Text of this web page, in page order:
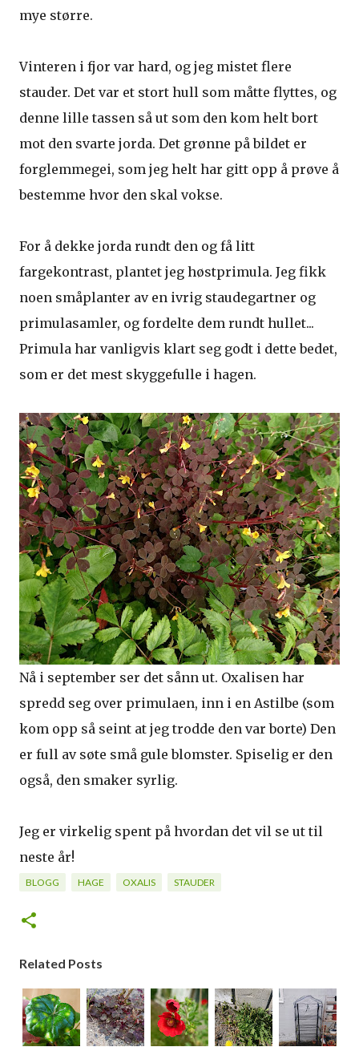
mye større.
Vinteren i fjor var hard, og jeg mistet flere
stauder. Det var et stort hull som måtte flyttes, og
denne lille tassen så ut som den kom helt bort
mot den svarte jorda. Det grønne på bildet er
forglemmegei, som jeg helt har gitt opp å prøve å
bestemme hvor den skal vokse.
For å dekke jorda rundt den og få litt
fargekontrast, plantet jeg høstprimula. Jeg fikk
noen småplanter av en ivrig staudegartner og
primulasamler, og fordelte dem rundt hullet...
Primula har vanligvis klart seg godt i dette bedet,
som er det mest skyggefulle i hagen.
Nå i september ser det sånn ut. Oxalisen har
spredd seg over primulaen, inn i en Astilbe (som
kom opp så seint at jeg trodde den var borte) Den
er full av søte små gule blomster. Spiselig er den
også, den smaker syrlig.
Jeg er virkelig spent på hvordan det vil se ut til
neste år!
BLOGG HAGE OXALIS STAUDER
Related Posts